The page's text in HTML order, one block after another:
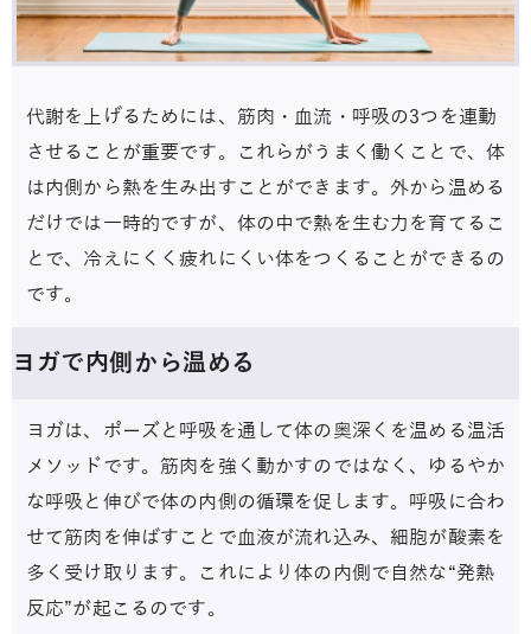
代謝を上げるためには、筋肉・血流・呼吸の3つを連動
させることが重要です。これらがうまく働くことで、体
は内側から熱を生み出すことができます。外から温める
だけでは一時的ですが、体の中で熱を生む力を育てるこ
とで、冷えにくく疲れにくい体をつくることができるの
です。
ヨガで内側から温める
ヨガは、ポーズと呼吸を通して体の奥深くを温める温活
メソッドです。筋肉を強く動かすのではなく、ゆるやか
な呼吸と伸びで体の内側の循環を促します。呼吸に合わ
せて筋肉を伸ばすことで血液が流れ込み、細胞が酸素を
多く受け取ります。これにより体の内側で自然な“発熱
反応”が起こるのです。